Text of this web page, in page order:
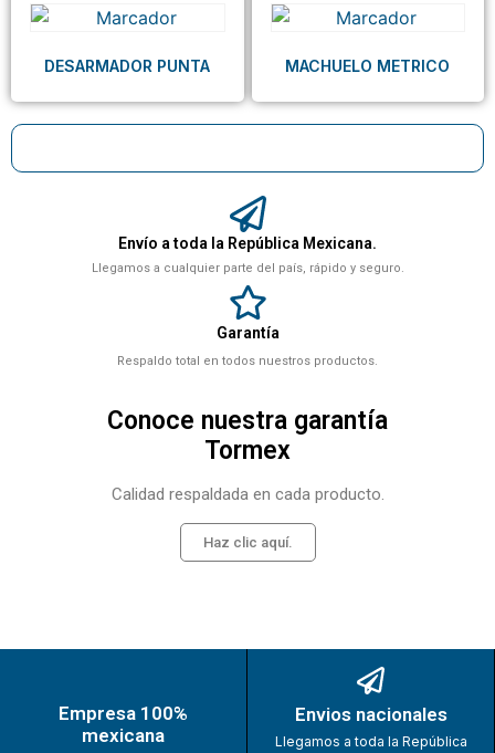
Envío a toda la República Mexicana.
Llegamos a cualquier parte del país, rápido y seguro.
Garantía
Respaldo total en todos nuestros productos.
Conoce nuestra garantía
Tormex
Calidad respaldada en cada producto.
Haz clic aquí.
DESARMADOR PUNTA MACHUELO METRICO
Empresa 100%
mexicana
Envios nacionales
Llegamos a toda la República